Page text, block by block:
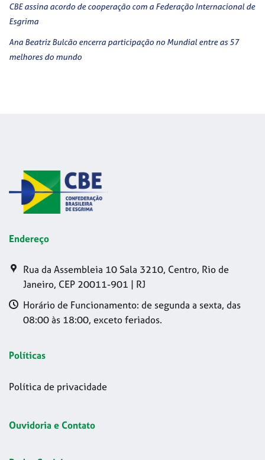
CBE assina acordo de cooperação com a Federação Internacional de
Esgrima
Ana Beatriz Bulcão encerra participação no Mundial entre as 57
melhores do mundo
Endereço
Rua da Assembleia 10 Sala 3210, Centro, Rio de
Janeiro, CEP 20011-901 | RJ
Horário de Funcionamento: de segunda a sexta, das
08:00 às 18:00, exceto feriados.
Políticas
Política de privacidade
Ouvidoria e Contato